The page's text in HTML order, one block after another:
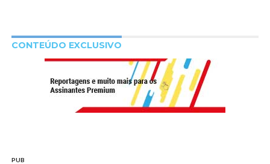
CONTEÚDO EXCLUSIVO
PUB